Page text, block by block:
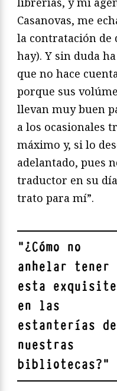
Casanovas, me
la contratación de
hay). Y sin duda
que no hace
porque sus
llevan muy buen
a los ocasionales
máximo y, si lo
adelantado, pues
traductor en su
trato para mí”.
"¿Cómo no
anhelar tener
esta
en las
estanterías de
nuestras
bibliotecas?"